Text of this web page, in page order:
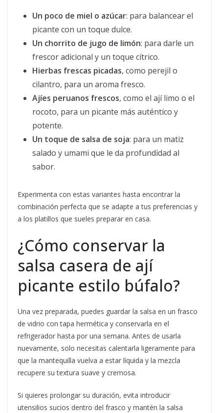
Un poco de miel o azúcar: para balancear el
picante con un toque dulce.
Un chorrito de jugo de limón: para darle un
frescor adicional y un toque cítrico.
Hierbas frescas picadas, como perejil o
cilantro, para un aroma fresco.
Ajíes peruanos frescos, como el ají limo o el
rocoto, para un picante más auténtico y
potente.
Un toque de salsa de soja: para un matiz
salado y umami que le da profundidad al
sabor.
Experimenta con estas variantes hasta encontrar la
combinación perfecta que se adapte a tus preferencias y
a los platillos que sueles preparar en casa.
¿Cómo conservar la
salsa casera de ají
picante estilo búfalo?
Una vez preparada, puedes guardar la salsa en un frasco
de vidrio con tapa hermética y conservarla en el
refrigerador hasta por una semana. Antes de usarla
nuevamente, solo necesitas calentarla ligeramente para
que la mantequilla vuelva a estar líquida y la mezcla
recupere su textura suave y cremosa.
Si quieres prolongar su duración, evita introducir
utensilios sucios dentro del frasco y mantén la salsa